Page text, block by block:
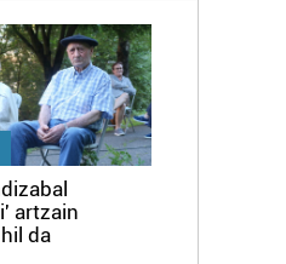
artzain
da